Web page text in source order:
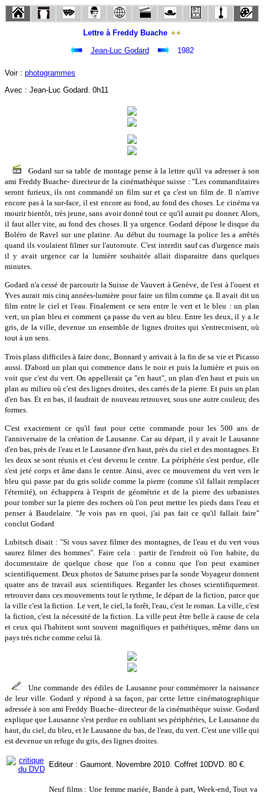
Lettre à Freddy Buache
Jean-Luc Godard
1982
Voir : photogrammes
Avec : Jean-Luc Godard. 0h11
Godard sur sa table de montage pense à la lettre qu'il va adresser à son
ami Freddy Buache- directeur de la cinémathèque suisse : "Les commanditaires
seront furieux, ils ont commandé un film sur et ça c'est un film de. Il n'arrive
encore pas à la sur-face, il est encore au fond, au fond des choses. Le cinéma va
mourir bientôt, très jeune, sans avoir donné tout ce qu'il aurait pu donner. Alors,
il faut aller vite, au fond des choses. Il ya urgence. Godard dépose le disque du
Boléro de Ravel sur une platine. Au début du tournage la police les a arrêtés
quand ils voulaient filmer sur l'autoroute. C'est interdit sauf cas d'urgence mais
il y avait urgence car la lumière souhaitée allait disparaitre dans quelques
minutes.
Godard n'a cessé de parcourir la Suisse de Vauvert à Genève, de l'est à l'ouest et
Yves aurait mis cinq années-lumière pour faire un film comme ça. Il avait dit un
film entre le ciel et l'eau. Finalement ce sera entre le vert et le bleu : un plan
vert, un plan bleu et comment ça passe du vert au bleu. Entre les deux, il y a le
gris, de la ville, devenue un ensemble de lignes droites qui s'entrecroisent, où
tout à un sens.
Trois plans difficiles à faire donc, Bonnard y arrivait à la fin de sa vie et Picasso
aussi. D'abord un plan qui commence dans le noir et puis la lumière et puis on
voit que c'est du vert. On appellerait ça "en haut", un plan d'en haut et puis un
plan au milieu où c'est des lignes droites, des carrés de la pierre. Et puis un plan
d'en bas. Et en bas, il faudrait de nouveau retrouver, sous une autre couleur, des
formes.
C'est exactement ce qu'il faut pour cette commande pour les 500 ans de
l'anniversaire de la création de Lausanne. Car au départ, il y avait le Lausanne
d'en bas, près de l'eau et le Lausanne d'en haut, près du ciel et des montagnes. Et
les deux se sont réunis et c'est devenu le centre. La périphérie s'est perdue, elle
s'est jeté corps et âme dans le centre. Ainsi, avec ce mouvement du vert vers le
bleu qui passe par du gris solide comme la pierre (comme s'il fallait remplacer
l'éternité), on échappera à l'esprit de géométrie et de la pierre des urbanistes
pour tomber sur la pierre des rochers où l'on peut mettre les pieds dans l'eau et
penser à Baudelaire. "Je vois pas en quoi, j'ai pas fait ce qu'il fallait faire"
conclut Godard
Lubitsch disait : "Si vous savez filmer des montagnes, de l'eau et du vert vous
saurez filmer des hommes". Faire cela : partir de l'endroit où l'on habite, du
documentaire de quelque chose que l'on a connu que l'on peut examiner
scientifiquement. Deux photos de Saturne prises par la sonde Voyageur donnent
quatre ans de travail aux scientifiques. Regarder les choses scientifiquement.
retrouver dans ces mouvements tout le rythme, le départ de la fiction, parce que
la ville c'est la fiction. Le vert, le ciel, la forêt, l'eau, c'est le roman. La ville, c'est
la fiction, c'est la nécessité de la fiction. La ville peut être belle à cause de cela
et ceux qui l'habitent sont souvent magnifiques et pathétiques, même dans un
pays très riche comme celui là.
Une commande des édiles de Lausanne pour commémorer la naissance
de leur ville. Godard y répond à sa façon, par cette lettre cinématographique
adressée à son ami Freddy Buache- directeur de la cinémathèque suisse. Godard
explique que Lausanne s'est perdue en oubliant ses périphéries, Le Lausanne du
haut, du ciel, du bleu, et le Lausanne du bas, de l'eau, du vert. C'est une ville qui
est devenue un refuge du gris, des lignes droites.
Editeur : Gaumont. Novembre 2010. Coffret 10DVD. 80 €.
Neuf films : Une femme mariée, Bande à part, Week-end, Tout va